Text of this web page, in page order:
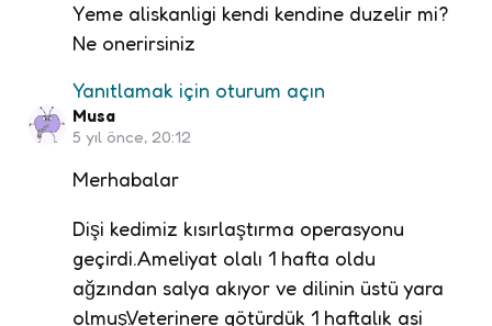
Yeme aliskanligi kendi kendine duzelir mi?
Ne onerirsiniz
Yanıtlamak için oturum açın
Musa
5 yıl önce, 20:12
Merhabalar
Dişi kedimiz kısırlaştırma operasyonu
geçirdi.Ameliyat olalı 1 hafta oldu
ağzından salya akıyor ve dilinin üstü yara
olmuş.Veterinere götürdük 1 haftalık asi